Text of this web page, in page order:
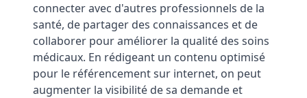
connecter avec d'autres professionnels de la
santé, de partager des connaissances et de
collaborer pour améliorer la qualité des soins
médicaux. En rédigeant un contenu optimisé
pour le référencement sur internet, on peut
augmenter la visibilité de sa demande et